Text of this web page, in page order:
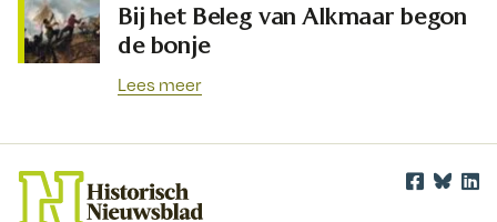
Bij het Beleg van Alkmaar begon
de bonje
Lees meer